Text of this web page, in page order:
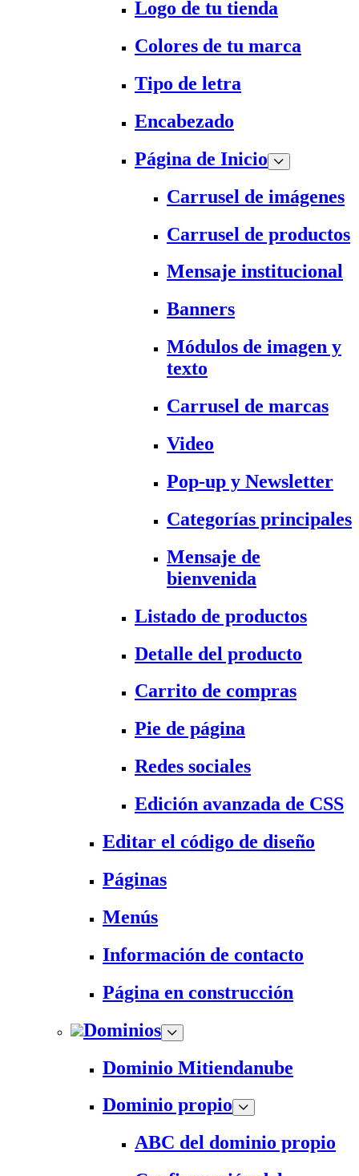
Logo de tu tienda
Colores de tu marca
Tipo de letra
Encabezado
Página de Inicio
Carrusel de imágenes
Carrusel de productos
Mensaje institucional
Banners
Módulos de imagen y
texto
Carrusel de marcas
Video
Pop-up y Newsletter
Categorías principales
Mensaje de
bienvenida
Listado de productos
Detalle del producto
Carrito de compras
Pie de página
Redes sociales
Edición avanzada de CSS
Editar el código de diseño
Páginas
Menús
Información de contacto
Página en construcción
Dominios
Dominio Mitiendanube
Dominio propio
ABC del dominio propio